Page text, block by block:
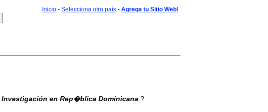
Inicio - Selecciona otro país - Agrega tu Sitio Web!
Investigación en Rep�blica Dominicana ?